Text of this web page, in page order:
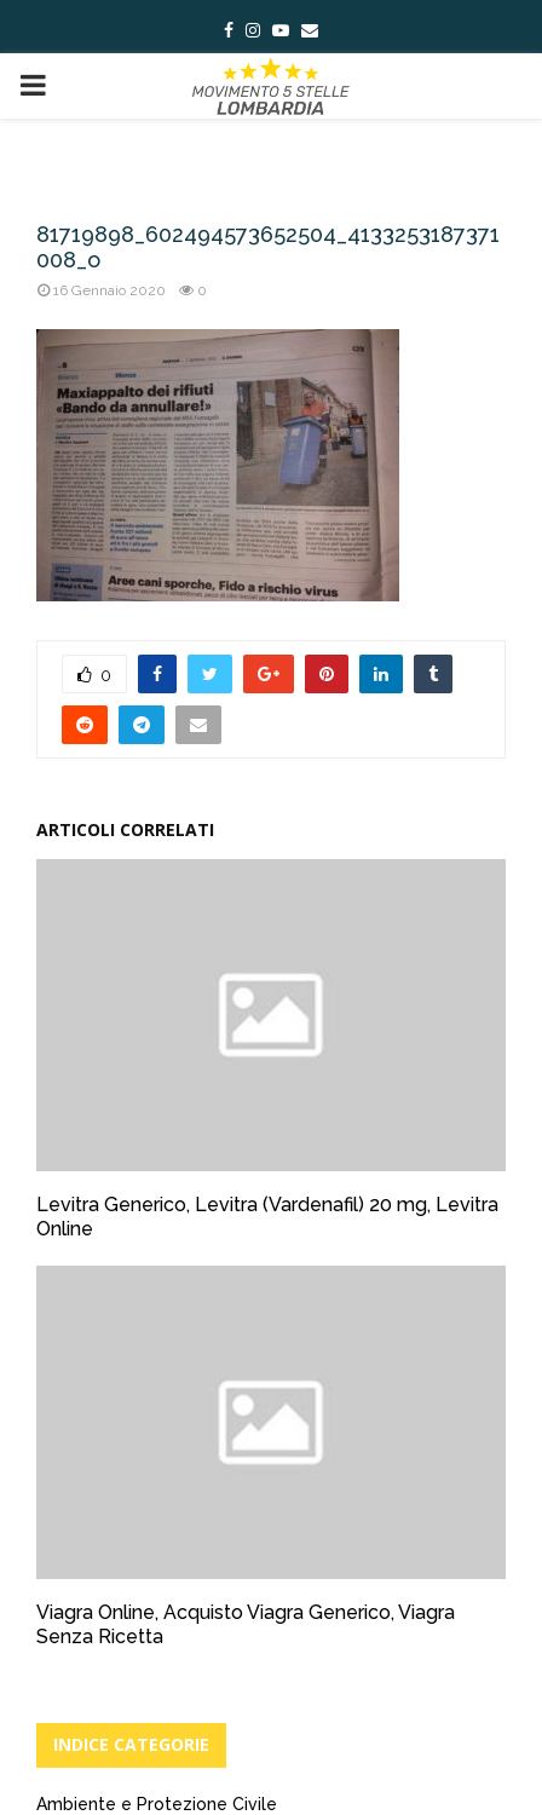
Facebook
Instagram
Youtube
Email
PRIMARY
81719898_602494573652504_4133253187371
008_o
16 Gennaio 2020 0
0
ARTICOLI CORRELATI
Levitra Generico, Levitra (Vardenafil) 20 mg, Levitra
Online
Viagra Online, Acquisto Viagra Generico, Viagra
Senza Ricetta
INDICE CATEGORIE
Ambiente e Protezione Civile